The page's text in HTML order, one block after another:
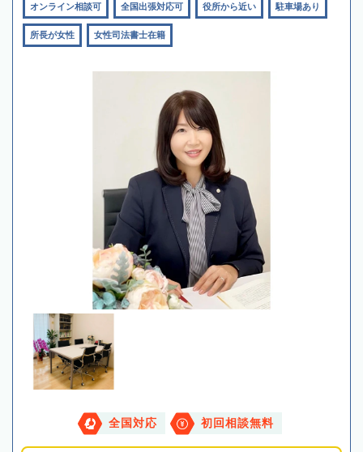
オンライン相談可 全国出張対応可 役所から近い 駐車場あり
所長が女性 女性司法書士在籍
全国対応 初回相談無料